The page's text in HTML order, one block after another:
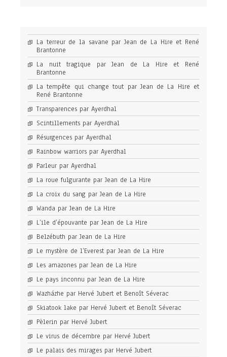
La terreur de la savane par Jean de La Hire et René
Brantonne
La nuit tragique par Jean de La Hire et René
Brantonne
La tempête qui change tout par Jean de La Hire et
René Brantonne
Transparences par Ayerdhal
Scintillements par Ayerdhal
Résurgences par Ayerdhal
Rainbow warriors par Ayerdhal
Parleur par Ayerdhal
La roue fulgurante par Jean de La Hire
La croix du sang par Jean de La Hire
Wanda par Jean de La Hire
L’ile d’épouvante par Jean de La Hire
Belzébuth par Jean de La Hire
Le mystère de l’Everest par Jean de La Hire
Les amazones par Jean de La Hire
Le pays inconnu par Jean de La Hire
Wazházhe par Hervé Jubert et Benoît Séverac
Skiatook lake par Hervé Jubert et Benoît Séverac
Pèlerin par Hervé Jubert
Le virus de décembre par Hervé Jubert
Le palais des mirages par Hervé Jubert